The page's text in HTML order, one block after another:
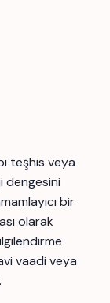
teşhis veya
dengesini
bir
olarak
vaadi veya